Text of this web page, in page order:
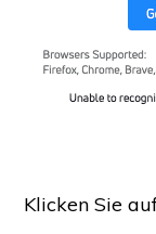
Klicken Sie